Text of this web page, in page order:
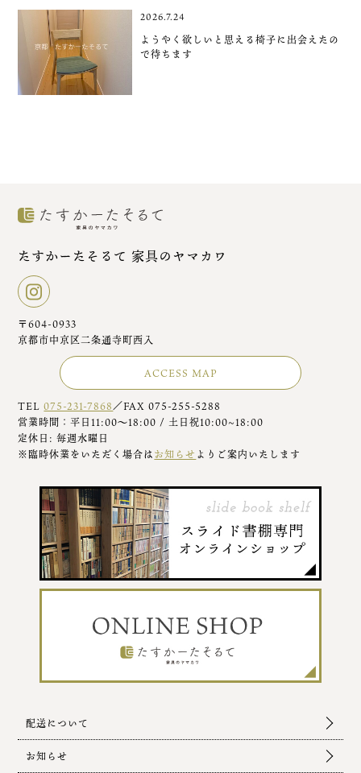
2026.7.24
ようやく欲しいと思える椅子に出会えたの
で待ちます
たすかーたそるて 家具のヤマカワ
〒604-0933
京都市中京区二条通寺町西入
ACCESS MAP
TEL075-231-7868／FAX 075-255-5288
営業時間：平日11:00～18:00 / 土日祝10:00~18:00
定休日: 毎週水曜日
※臨時休業をいただく場合はお知らせ よりご案内いたします
配送について
お知らせ